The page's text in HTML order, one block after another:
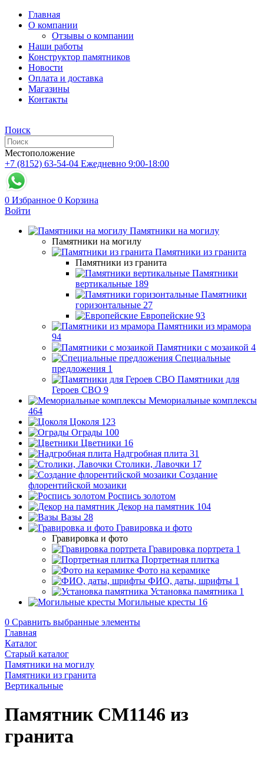
Главная
О компании
Отзывы о компании
Наши работы
Конструктор памятников
Новости
Оплата и доставка
Магазины
Контакты
Поиск
Местоположение
+7 (8152) 63-54-04 Ежедневно 9:00-18:00
0 Избранное 0 Корзина
Войти
Памятники на могилу
Памятники на могилу
Памятники из гранита
Памятники из гранита
Памятники
вертикальные 189
Памятники
горизонтальные 27
Европейские 93
Памятники из мрамора
94
Памятники с мозаикой 4
Специальные
предложения 1
Памятники для
Героев СВО 9
Мемориальные комплексы
464
Цоколя 123
Ограды 100
Цветники 16
Надгробная плита 31
Столики, Лавочки 17
Создание
флорентийской мозаики
Роспись золотом
Декор на памятник 104
Вазы 28
Гравировка и фото
Гравировка и фото
Гравировка портрета 1
Портретная плитка
Фото на керамике
ФИО, даты, шрифты 1
Установка памятника 1
Могильные кресты 16
0 Сравнить выбранные элементы
Главная
Каталог
Старый каталог
Памятники на могилу
Памятники из гранита
Вертикальные
Памятник CM1146 из
гранита